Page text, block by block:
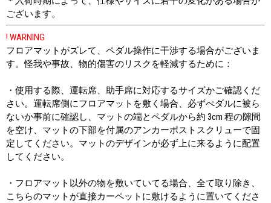
ございます。
! WARNING
フロアマットがズレて、ペダル操作に干渉する場合がございま
す。怪我や事故、物的傷害のリスクを軽減するために：
・使用する際、運転席、助手席に対応するサイズかご確認くだ
さい。運転席側にフロアマットを敷く場合、必ずぺダルに被ら
ないか事前に確認し、マットの端とペダルから約 3cm 程の隙間
を空け、マットの下部を付属のアンカーポストスクリューで固
定してください。マットのデザインが必ず上に来るように配置
してください。
・フロアマット以外の物を敷いていてる場合、全て取り除き、
こちらのマットが直接カーペットに敷けるように置いてくださ